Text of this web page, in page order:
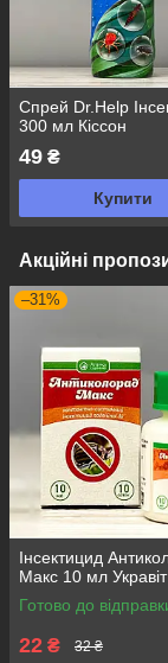
Спрей Dr.Help
300 мл Кіссон
49 ₴
Купити
Акційні
–31%
Інсектицид
Макс 10 мл Укравіт
Готово до
22 ₴ 32 ₴